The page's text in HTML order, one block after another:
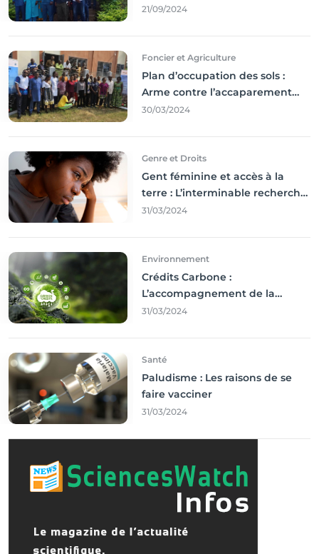
résultats coince
21/09/2024
Foncier et Agriculture
Plan d’occupation des sols :
Arme contre l’accaparement
des terres
30/03/2024
Genre et Droits
Gent féminine et accès à la
terre : L’interminable recherche
des droits
31/03/2024
Environnement
Crédits Carbone :
L’accompagnement de la
Francophonie
31/03/2024
Santé
Paludisme : Les raisons de se
faire vacciner
31/03/2024